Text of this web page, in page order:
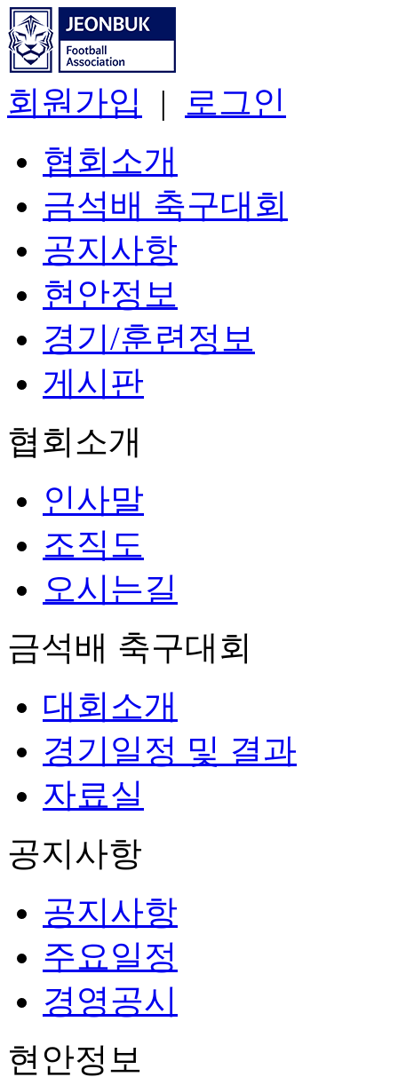
회원가입 | 로그인
협회소개
금석배 축구대회
공지사항
현안정보
경기/훈련정보
게시판
협회소개
인사말
조직도
오시는길
금석배 축구대회
대회소개
경기일정 및 결과
자료실
공지사항
공지사항
주요일정
경영공시
현안정보